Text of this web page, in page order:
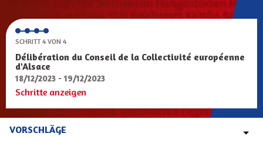
SCHRITT 4 VON 4
Délibération du Conseil de la Collectivité européenne
d'Alsace
18/12/2023 - 19/12/2023
Schritte anzeigen
VORSCHLÄGE